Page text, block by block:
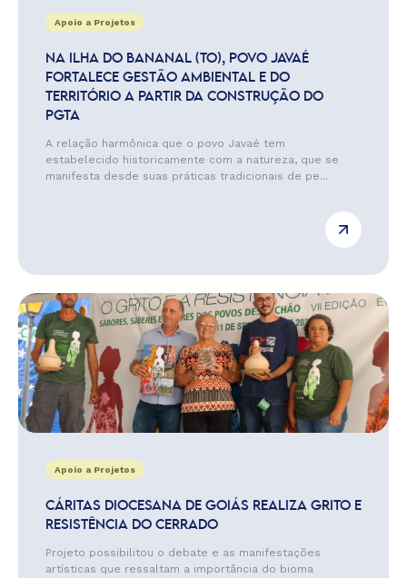
Apoio a Projetos
NA ILHA DO BANANAL (TO), POVO JAVAÉ
FORTALECE GESTÃO AMBIENTAL E DO
TERRITÓRIO A PARTIR DA CONSTRUÇÃO DO
PGTA
A relação harmônica que o povo Javaé tem
estabelecido historicamente com a natureza, que se
manifesta desde suas práticas tradicionais de pe...
Apoio a Projetos
CÁRITAS DIOCESANA DE GOIÁS REALIZA GRITO E
RESISTÊNCIA DO CERRADO
Projeto possibilitou o debate e as manifestações
artísticas que ressaltam a importância do bioma